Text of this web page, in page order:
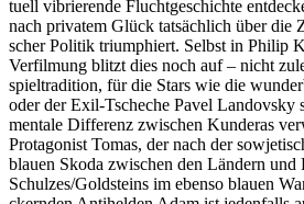
tuell vibrie­rende Flucht­ge­schichte
nach privatem Glück tatsächlich über
scher Politik trium­phiert. Selbst in Philip
Verfilmung blitzt dies noch auf – nicht
spiel­tra­dition, für die Stars wie die
oder der Exil-Tscheche Pavel Landovsky
mentale Differenz zwischen Kunderas
Protagonist Tomas, der nach der
blauen Skoda zwischen den Ländern und
Schulzes/​Goldsteins im ebenso blauen